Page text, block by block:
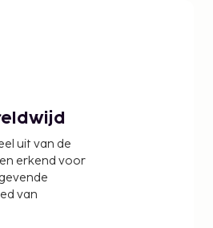
uit van de
erkend voor
van